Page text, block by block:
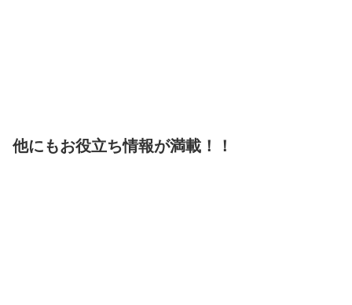
他にもお役立ち情報が満載！！